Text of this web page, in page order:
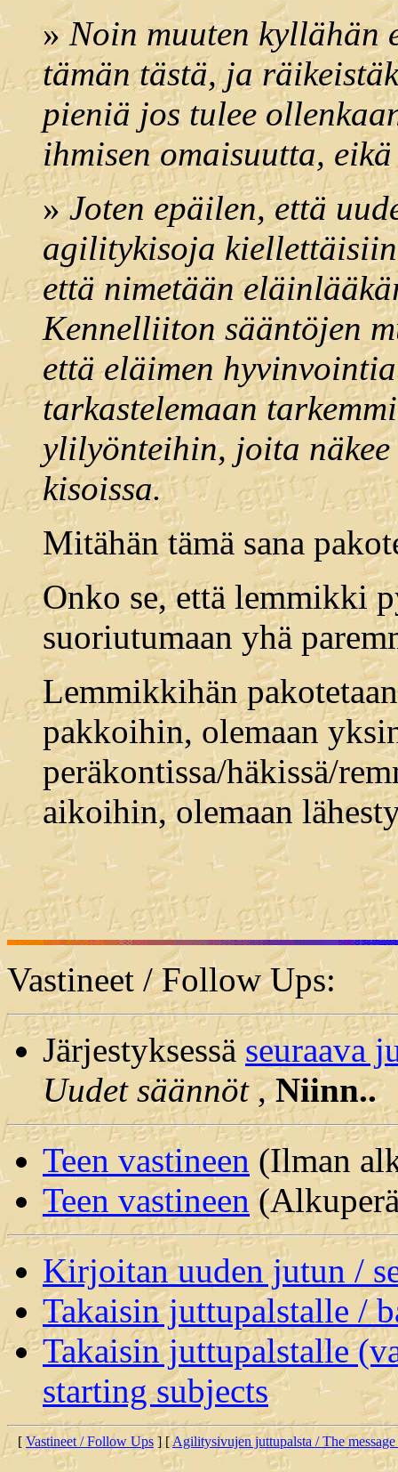
» Noin muuten
tämän tästä, ja
pieniä jos tulee
ihmisen omaisuutta,
»Joten epäilen, että
agilitykisoja
että nimetään
Kennelliiton sääntöjen
että eläimen
tarkastelemaan
ylilyönteihin, joita
kisoissa.
Mitähän tämä sana
Onko se, että lemmikki
suoriutumaan yhä
Lemmikkihän
pakkoihin, olemaan
peräkontissa/häkissä/
aikoihin, olemaan
Vastineet / Follow Ups:
Järjestyksessä seuraava
Uudet säännöt,Niinn..
Teen vastineen (Ilman
Teen vastineen
Kirjoitan uuden jutun /
Takaisin juttupalstalle /
Takaisin juttupalstalle
starting subjects
[ Vastineet / Follow Ups ] [Agilitysivujen juttupalsta / The